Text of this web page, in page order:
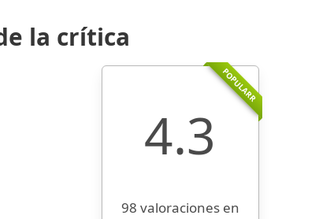
la crítica
POPULARR
4.3
98 valoraciones en